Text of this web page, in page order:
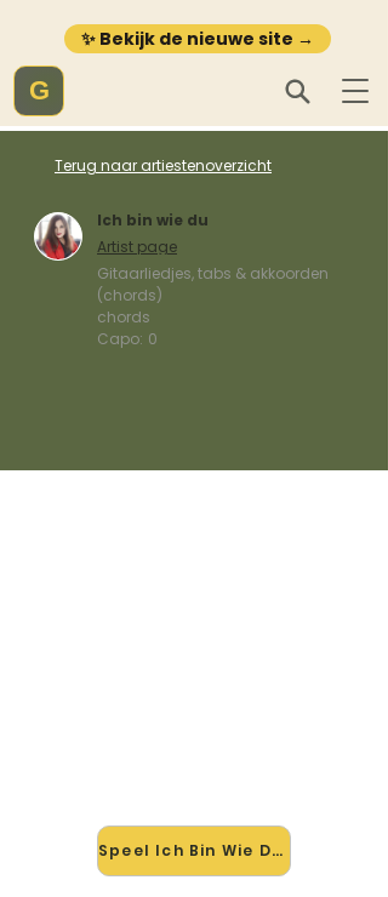
✨ Bekijk de nieuwe site →
G
Terug naar artiestenoverzicht
Ich bin wie du
Artist page
Gitaarliedjes, tabs & akkoorden
(chords)
chords
Capo: 0
Speel Ich Bin Wie Du mee →